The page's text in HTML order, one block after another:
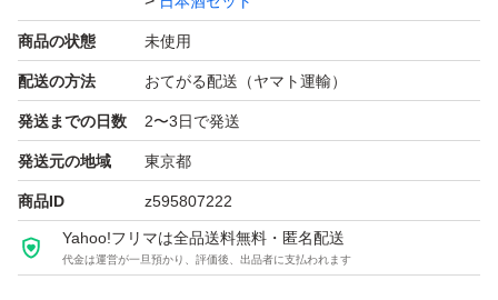
【お願い】
・多数通知で見落としてしまうので、お急ぎのご連絡は販
売中の商品への質問よりご連絡いただけますと幸いです。
・過度な値下げ交渉はご遠慮下さい。
・お受け取後、問題ない場合速やかな受け取り評にご協力
ください
・20歳未満の方には販売いたしません。
商品の状態 未使用
配送の方法 おてがる配送（ヤマト運輸）
発送までの日数 2〜3日で発送
発送元の地域 東京都
商品ID z595807222
Yahoo!フリマは全品送料無料・匿名配送
代金は運営が一旦預かり、評価後、出品者に支払われます